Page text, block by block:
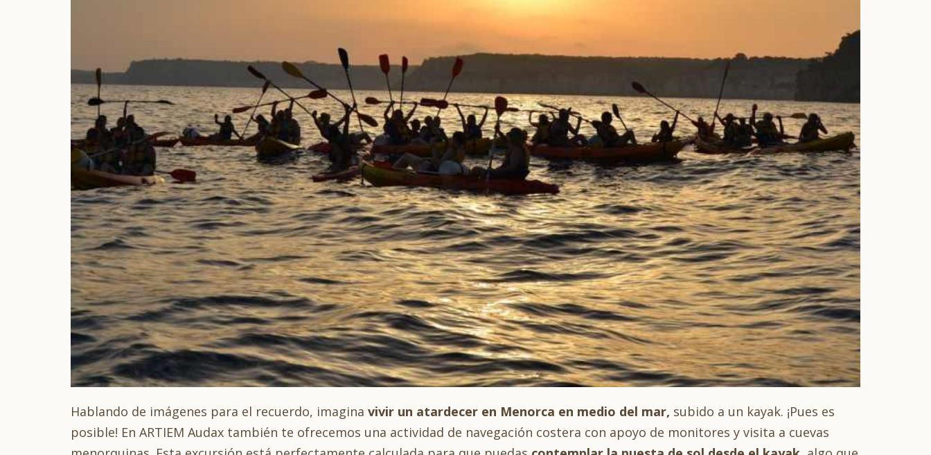
Hablando de imágenes para el recuerdo, imagina vivir un atardecer en Menorca en medio del mar, subido a un kayak. ¡Pues es
posible! En ARTIEM Audax también te ofrecemos una actividad de navegación costera con apoyo de monitores y visita a cuevas